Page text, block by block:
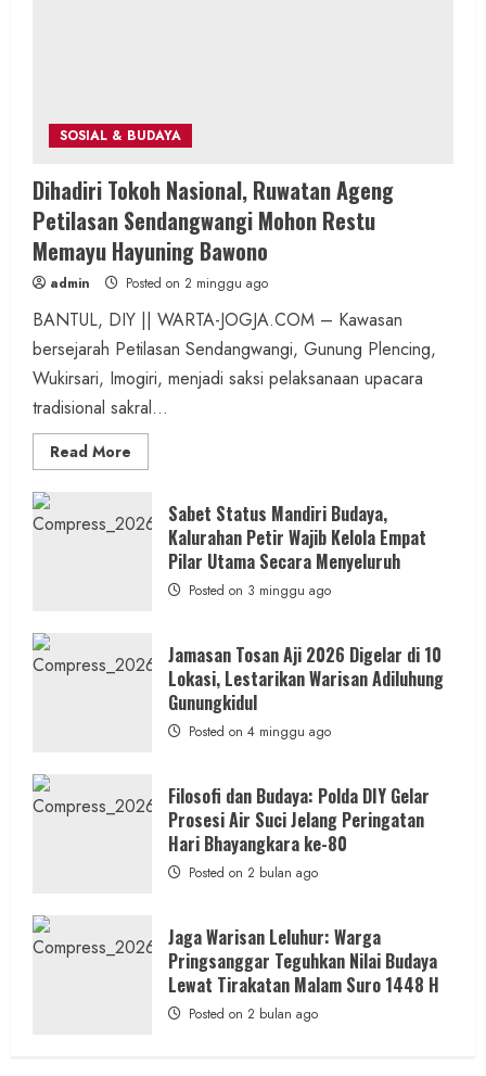
SOSIAL & BUDAYA
Dihadiri Tokoh Nasional, Ruwatan Ageng
Petilasan Sendangwangi Mohon Restu
Memayu Hayuning Bawono
admin Posted on 2 minggu ago
BANTUL, DIY || WARTA-JOGJA.COM – Kawasan
bersejarah Petilasan Sendangwangi, Gunung Plencing,
Wukirsari, Imogiri, menjadi saksi pelaksanaan upacara
tradisional sakral...
Read More
more
Tokoh
Nasional,
Ruwatan
Ageng
Petilasan
Sendangwangi
Mohon
Hayuning
Bawono
Sabet Status Mandiri Budaya,
Kalurahan Petir Wajib Kelola Empat
Pilar Utama Secara Menyeluruh
Posted on 3 minggu ago
Jamasan Tosan Aji 2026 Digelar di 10
Lokasi, Lestarikan Warisan Adiluhung
Gunungkidul
Posted on 4 minggu ago
Filosofi dan Budaya: Polda DIY Gelar
Prosesi Air Suci Jelang Peringatan
Hari Bhayangkara ke-80
Posted on 2 bulan ago
Jaga Warisan Leluhur: Warga
Pringsanggar Teguhkan Nilai Budaya
Lewat Tirakatan Malam Suro 1448 H
Posted on 2 bulan ago